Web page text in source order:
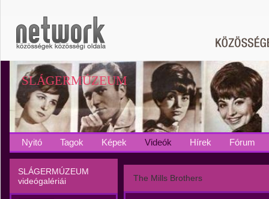
SLÁGERMÚZEUM
Nyitó Tagok Képek Videók Hírek Fórum
SLÁGERMÚZEUM
videógalériái
The Mills Brothers